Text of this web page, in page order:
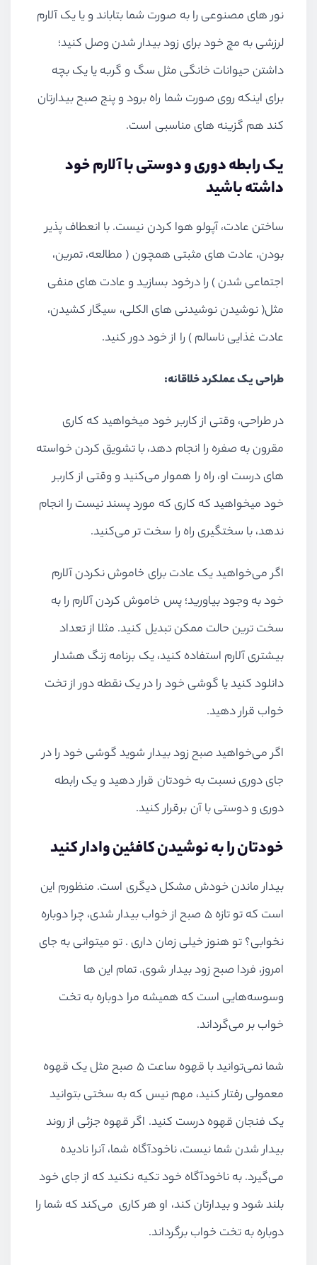
نور های مصنوعی را به صورت شما بتاباند و یا یک آلارم
لرزشی به مچ خود برای زود بیدار شدن وصل کنید؛
داشتن حیوانات خانگی مثل سگ و گربه یا یک بچه
برای اینکه روی صورت شما راه برود و پنج صبح بیدارتان
کند هم گزینه های مناسبی است.
یک رابطه دوری و دوستی با آلارم خود
داشته باشید
ساختن عادت، آپولو هوا کردن نیست. با انعطاف پذیر
بودن، عادت های مثبتی همچون ( مطالعه، تمرین،
اجتماعی شدن ) را درخود بسازید و عادت های منفی
مثل( نوشیدن نوشیدنی های الکلی، سیگار کشیدن،
عادت غذایی ناسالم ) را از خود دور کنید.
طراحی یک عملکرد خلاقانه:
در طراحی، وقتی از کاربر خود میخواهید که کاری
مقرون به صفره را انجام دهد، با تشویق کردن خواسته
های درست او، راه را هموار می‌کنید و وقتی از کاربر
خود میخواهید که کاری که مورد پسند نیست را انجام
ندهد، با سختگیری راه را سخت تر می‌کنید.
اگر می‌خواهید یک عادت برای خاموش نکردن آلارم
خود به وجود بیاورید؛ پس خاموش کردن آلارم را به
سخت ترین حالت ممکن تبدیل کنید. مثلا از تعداد
بیشتری آلارم استفاده کنید، یک برنامه زنگ هشدار
دانلود کنید یا گوشی خود را در یک نقطه دور از تخت
خواب قرار دهید.
اگر می‌خواهید صبح زود بیدار شوید گوشی خود را در
جای دوری نسبت به خودتان قرار دهید و یک رابطه
دوری و دوستی با آن برقرار کنید.
خودتان را به نوشیدن کافئین وادار کنید
بیدار ماندن خودش مشکل دیگری است. منظورم این
است که تو تازه ۵ صبح از خواب بیدار شدی، چرا دوباره
نخوابی؟ تو هنوز خیلی زمان داری . تو میتوانی به جای
امروز، فردا صبح زود بیدار شوی. تمام این ها
وسوسه‌هایی است که همیشه مرا دوباره به تخت
خواب بر می‌گرداند.
شما نمی‌توانید با قهوه ساعت 5 صبح مثل یک قهوه
معمولی رفتار کنید، مهم نیس که به سختی بتوانید
یک فنجان قهوه درست کنید. اگر قهوه جزئی از روند
بیدار شدن شما نیست، ناخودآگاه شما، آنرا نادیده
می‌گیرد. به ناخودآگاه خود تکیه نکنید که از جای خود
بلند شود و بیدارتان کند، او هر کاری می‌کند که شما را
دوباره به تخت خواب برگرداند.